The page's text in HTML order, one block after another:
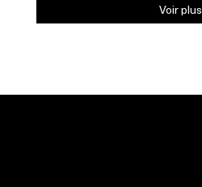
Voir plus